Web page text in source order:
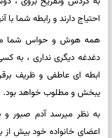
احتیاج دارند و رابطه شما
همه هوش و حواس شما
دغدغه دیگری نداری ، به
ابطه ای عاطفی و ظریف
یبخش و مطلوب خواهد بود.
به نظر میرسد آدم صبور و
اعضای خانواده خود بیش